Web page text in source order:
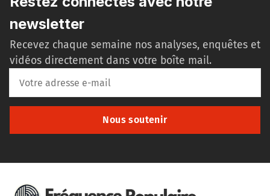
newsletter
Recevez chaque semaine nos analyses, enquêtes et
vidéos directement dans votre boîte mail.
Nous soutenir